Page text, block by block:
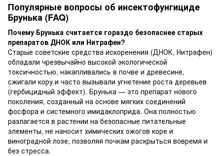
Популярные вопросы об инсектофунгициде
Брунька (FAQ)
Почему Брунька считается гораздо безопаснее старых
препаратов ДНОК или Нитрафен?
Старые советские средства искоренения (ДНОК, Нитрафен)
обладали чрезвычайно высокой экологической
токсичностью, накапливались в почве и древесине,
сжигали кору и часто вызывали угнетение роста деревьев
(гербицидный эффект). Брунька — это препарат нового
поколения, созданный на основе мягких соединений
фосфора и системного имидаклоприда. Она полностью
разлагается в растении на безопасные питательные
элементы, не наносит химических ожогов коре и
виноградной лозе, позволяя почкам раскрыться вовремя и
без стресса.